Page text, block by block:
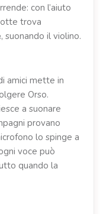
con l’aiuto
trova
, suonando il violino.
amici mette in
Orso.
a suonare
provano
lo spinge a
voce può
quando la